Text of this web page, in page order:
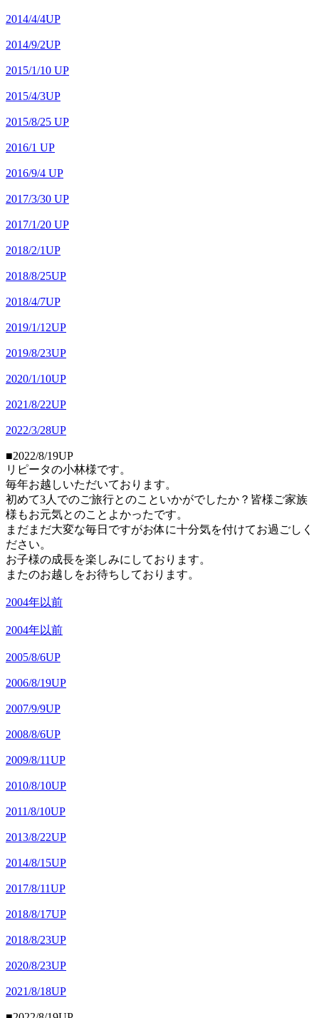
2014/4/4UP
2014/9/2UP
2015/1/10 UP
2015/4/3UP
2015/8/25 UP
2016/1 UP
2016/9/4 UP
2017/3/30 UP
2017/1/20 UP
2018/2/1UP
2018/8/25UP
2018/4/7UP
2019/1/12UP
2019/8/23UP
2020/1/10UP
2021/8/22UP
2022/3/28UP
■2022/8/19UP
リピータの小林様です。
毎年お越しいただいております。
初めて3人でのご旅行とのこといかがでしたか？皆様ご家族
様もお元気とのことよかったです。
まだまだ大変な毎日ですがお体に十分気を付けてお過ごしく
ださい。
お子様の成長を楽しみにしております。
またのお越しをお待ちしております。
2004年以前
2004年以前
2005/8/6UP
2006/8/19UP
2007/9/9UP
2008/8/6UP
2009/8/11UP
2010/8/10UP
2011/8/10UP
2013/8/22UP
2014/8/15UP
2017/8/11UP
2018/8/17UP
2018/8/23UP
2020/8/23UP
2021/8/18UP